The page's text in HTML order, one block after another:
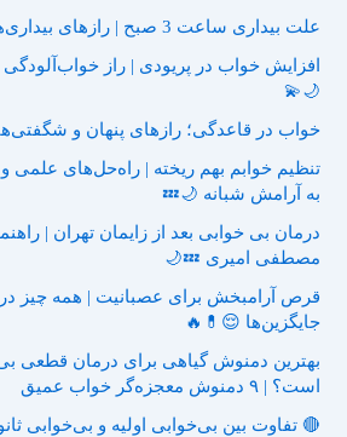
علت بیداری ساعت 3 صبح | رازهای بیداری‌های نیمه‌شب 🕒🌙
افزایش خواب در پریودی | راز
🌙💫
خواب در قاعدگی؛ رازهای پنهان و
تنظیم خوابم بهم ریخته | راه‌حل‌های علمی
به آرامش شبانه 🌙💤
درمان بی خوابی بعد از زایمان تهران |
مصطفی امیری 💤🌙
قرص آرامبخش برای عصبانیت | همه چیز
جایگزین‌ها 😌💊🔥
بهترین دمنوش گیاهی برای درمان قطعی
است؟ | ۹ دمنوش معجزه‌گر خواب عمیق
🔴 تفاوت بین بی‌خوابی اولیه و بی‌خوابی